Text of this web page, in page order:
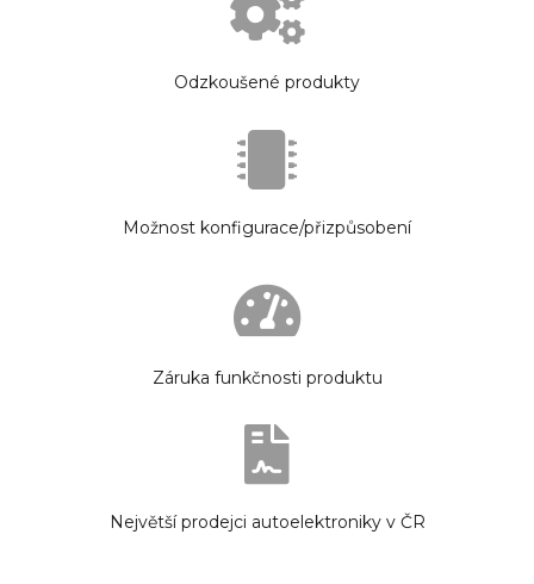
Odzkoušené produkty
Možnost konfigurace/přizpůsobení
Záruka funkčnosti produktu
Největší prodejci autoelektroniky v ČR